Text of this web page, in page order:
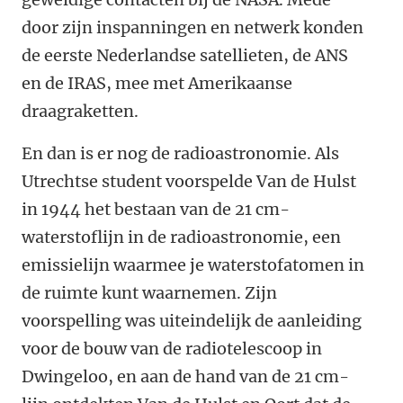
door zijn inspanningen en netwerk konden
de eerste Nederlandse satellieten, de ANS
en de IRAS, mee met Amerikaanse
draagraketten.
En dan is er nog de radioastronomie. Als
Utrechtse student voorspelde Van de Hulst
in 1944 het bestaan van de 21 cm-
waterstoflijn in de radioastronomie, een
emissielijn waarmee je waterstofatomen in
de ruimte kunt waarnemen. Zijn
voorspelling was uiteindelijk de aanleiding
voor de bouw van de radiotelescoop in
Dwingeloo, en aan de hand van de 21 cm-